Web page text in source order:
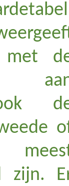
met
zijn.